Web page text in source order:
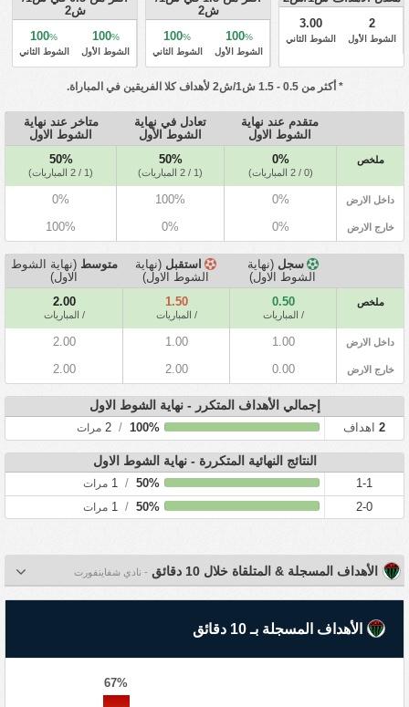
2
الشوط الأول
3.00
الشوط الثاني
ش2
100%
الشوط الأول
100%
الشوط الثاني
ش2
100%
الشوط الأول
100%
الشوط الثاني
* أكثر من 0.5 - 1.5 ش1/ش2 لأهداف كلا الفريقين في المباراة.
متقدم عند نهاية
الشوط الاول
تعادل في نهاية
الشوط الأول
متاخر عند نهاية
الشوط الاول
ملخص 0%
(0 / 2 المباريات)
50%
(1 / 2 المباريات)
50%
(1 / 2 المباريات)
داخل الارض 0%
100%
0%
خارج الارض 0%
0%
100%
سجل (نهاية
الشوط الاول)
استقبل (نهاية
الشوط الاول)
متوسط (نهاية الشوط
الاول)
ملخص 0.50
/ المباريات
1.50
/ المباريات
2.00
/ المباريات
داخل الارض 1.00
1.00
2.00
خارج الارض 0.00
2.00
2.00
إجمالي الأهداف المتكرر - نهاية الشوط الاول
2 اهداف 100%
/
2 مرات
النتائج النهائية المتكررة - نهاية الشوط الاول
1-1
50%
/
1 مرات
2-0
50%
/
1 مرات
الأهداف المسجلة & المتلقاة خلال 10 دقائق - نادي شفاينفورت
الأهداف المسجلة بـ 10 دقائق
67%